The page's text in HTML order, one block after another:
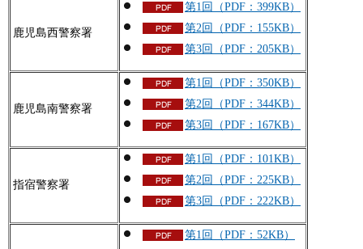
鹿児島西警察署
第1回（PDF：399KB）
第2回（PDF：155KB）
第3回（PDF：205KB）
鹿児島南警察署
第1回（PDF：350KB）
第2回（PDF：344KB）
第3回（PDF：167KB）
指宿警察署
第1回（PDF：101KB）
第2回（PDF：225KB）
第3回（PDF：222KB）
第1回（PDF：52KB）